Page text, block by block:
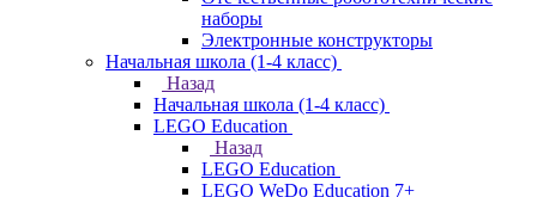
наборы
Электронные конструкторы
Начальная школа (1-4 класс)
Назад
Начальная школа (1-4 класс)
LEGO Education
Назад
LEGO Education
LEGO WeDo Education 7+